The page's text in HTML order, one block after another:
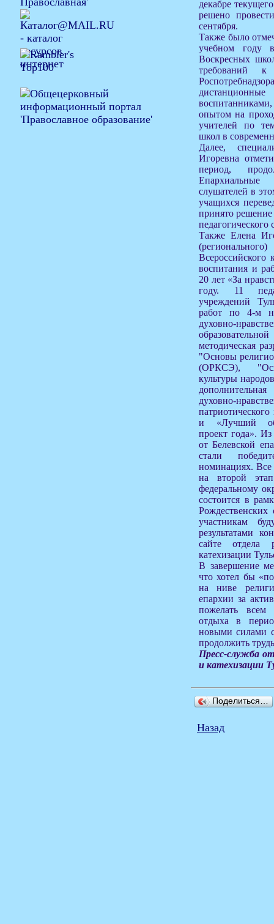
декабре
решено
сентября.
Также было
учебном году
Воскресных
требований к
опытом на
учителей по
школ в
Далее,
Игоревна
период,
Епархиальные
слушателей в
учащихся
принято
педагогического
Также Елена
Всероссийского
воспитания и
20 лет «За
году. 11
учреждений
работ по 4-м
духовно-
методическая
"Основы
(ОРКСЭ),
культуры
духовно-
и «Лучший
проект года».
от Белевской
стали
номинациях.
на второй
федеральному
состоится в
Рождественских
участникам
результатами
сайте отдела
катехизации
В завершение
что хотел бы
на ниве
епархии за
пожелать всем
отдыха в
новыми силами
продолжить
Пресс-служба
и катехизации
Поделиться…
Назад